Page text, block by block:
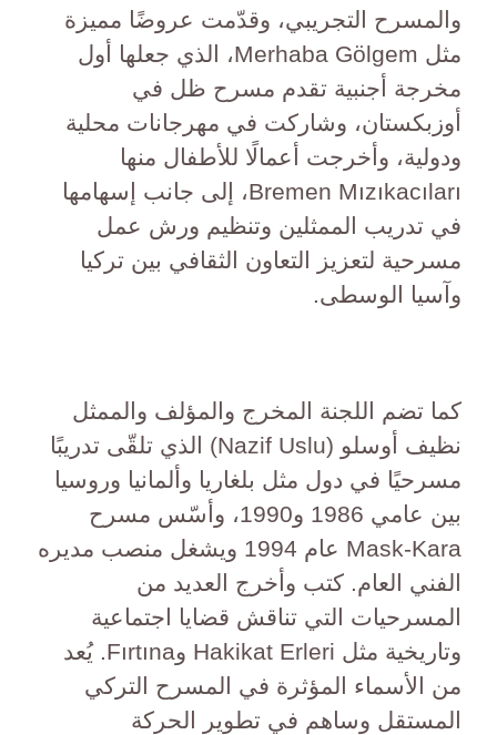
والمسرح التجريبي، وقدّمت عروضًا مميزة
مثل Merhaba Gölgem، الذي جعلها أول
مخرجة أجنبية تقدم مسرح ظل في
أوزبكستان، وشاركت في مهرجانات محلية
ودولية، وأخرجت أعمالًا للأطفال منها
Bremen Mızıkacıları، إلى جانب إسهامها
في تدريب الممثلين وتنظيم ورش عمل
مسرحية لتعزيز التعاون الثقافي بين تركيا
وآسيا الوسطى.
كما تضم اللجنة المخرج والمؤلف والممثل
نظيف أوسلو (Nazif Uslu) الذي تلقّى تدريبًا
مسرحيًا في دول مثل بلغاريا وألمانيا وروسيا
بين عامي 1986 و1990، وأسّس مسرح
Mask-Kara عام 1994 ويشغل منصب مديره
الفني العام. كتب وأخرج العديد من
المسرحيات التي تناقش قضايا اجتماعية
وتاريخية مثل Hakikat Erleri وFırtına. يُعد
من الأسماء المؤثرة في المسرح التركي
المستقل وساهم في تطوير الحركة